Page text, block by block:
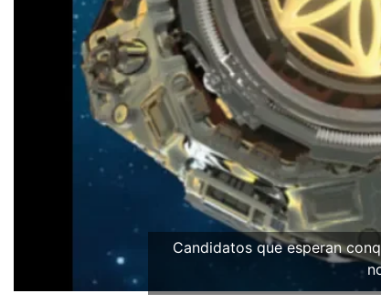
Candidatos que esperan